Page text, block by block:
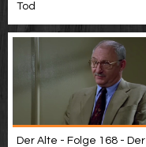
Tod
Der Alte - Folge 168 - Der